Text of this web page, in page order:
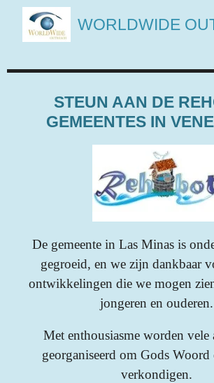
direct
de
hoofdinhoud
WORLDWIDE
STEUN AAN DE
GEMEENTES IN
De gemeente in Las Minas is
gegroeid, en we zijn dankbaar
ontwikkelingen die we mogen
jongeren en ouderen.
Met enthousiasme worden vele
georganiseerd om Gods Woord
verkondigen.